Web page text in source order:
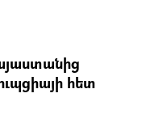
հետ